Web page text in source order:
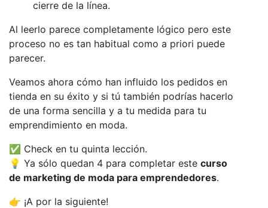
cierre de la línea.
Al leerlo parece completamente lógico pero este
proceso no es tan habitual como a priori puede
parecer.
Veamos ahora cómo han influido los pedidos en
tienda en su éxito y si tú también podrías hacerlo
de una forma sencilla y a tu medida para tu
emprendimiento en moda.
✅ Check en tu quinta lección.
💡 Ya sólo quedan 4 para completar este curso
de marketing de moda para emprendedores.
👉 ¡A por la siguiente!